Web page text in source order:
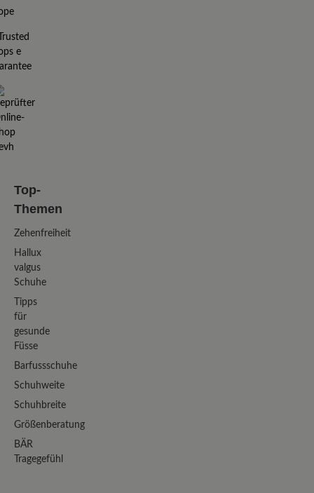
Top-
Themen
Zehenfreiheit
Hallux
valgus
Schuhe
Tipps
für
gesunde
Füsse
Barfussschuhe
Schuhweite
Schuhbreite
Größenberatung
BÄR
Tragegefühl